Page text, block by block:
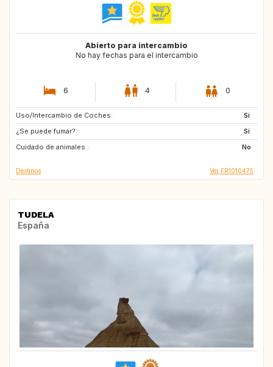
Abierto para intercambio
No hay fechas para el intercambio
6 4 0
Uso/Intercambio de Coches:
Si
¿Se puede fumar?:
Si
Cuidado de animales :
No
SI
GB
AT
Destinos Ver FR1010475
TUDELA
España